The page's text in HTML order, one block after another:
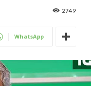
2749
WhatsApp